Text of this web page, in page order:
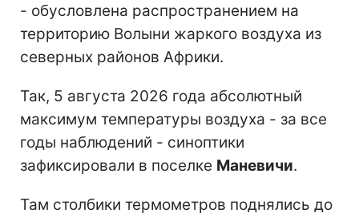
- обусловлена распространением на
территорию Волыни жаркого воздуха из
северных районов Африки.
Так, 5 августа 2026 года абсолютный
максимум температуры воздуха - за все
годы наблюдений - синоптики
зафиксировали в поселке Маневичи.
Там столбики термометров поднялись до